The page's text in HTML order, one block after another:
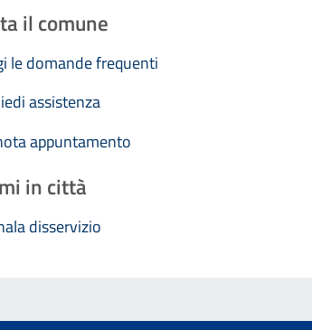
il comune
le domande frequenti
assistenza
appuntamento
in città
disservizio